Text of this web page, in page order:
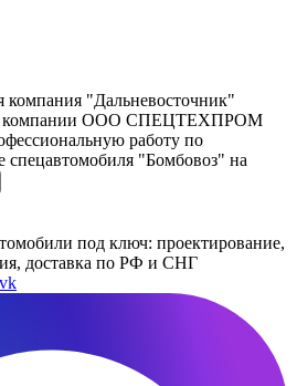
"Дальневосточник"
компании ООО СПЕЦТЕХПРОМ
работу по
спецавтомобиля "Бомбовоз" на
под ключ: проектирование,
доставка по РФ и СНГ